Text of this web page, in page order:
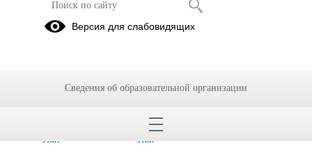
Олимпиада
Галерея
Школьный
Муниципальный
этап
Заключительный
этап
Версия для слабовидящих
Сведения об образовательной организации